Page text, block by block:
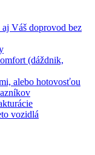
Váš doprovod bez
(dáždnik,
alebo hotovosťou
vozidlá